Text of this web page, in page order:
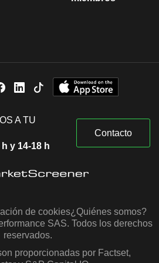
A TU
y 14-18 h
Contacto
de cookies¿Quiénes somos?
SAS. Todos los derechos
reservados.
proporcionadas por Factset,